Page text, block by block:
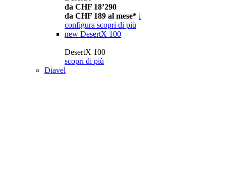
da CHF 18’290
da CHF 189 al mese* i
configura scopri di più
new DesertX 100
DesertX 100
scopri di più
Diavel